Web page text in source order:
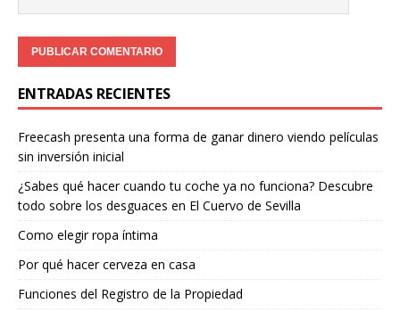
ENTRADAS RECIENTES
Freecash presenta una forma de ganar dinero viendo películas
sin inversión inicial
¿Sabes qué hacer cuando tu coche ya no funciona? Descubre
todo sobre los desguaces en El Cuervo de Sevilla
Como elegir ropa íntima
Por qué hacer cerveza en casa
Funciones del Registro de la Propiedad